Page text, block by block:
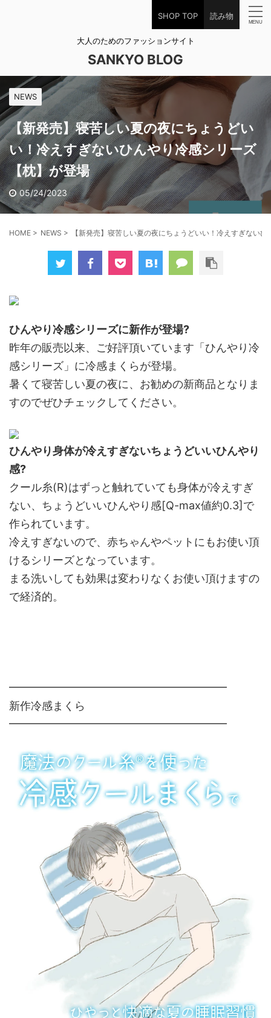
SHOP TOP 読み物
大人のためのファッションサイト
SANKYO BLOG
NEWS
【新発売】寝苦しい夏の夜にちょうどい
い！冷えすぎないひんやり冷感シリーズ
【枕】が登場
05/24/2023
HOME > NEWS > 【新発売】寝苦しい夏の夜にちょうどいい！冷えすぎない
ひんやり冷感シリーズに新作が登場?
昨年の販売以来、ご好評頂いています「ひんやり冷
感シリーズ」に冷感まくらが登場。
暑くて寝苦しい夏の夜に、お勧めの新商品となりま
すのでぜひチェックしてください。
ひんやり身体が冷えすぎないちょうどいいひんやり
感?
クール糸(R)はずっと触れていても身体が冷えすぎ
ない、ちょうどいいひんやり感[Q-max値約0.3]で
作られています。
冷えすぎないので、赤ちゃんやペットにもお使い頂
けるシリーズとなっています。
まる洗いしても効果は変わりなくお使い頂けますの
で経済的。
━━━━━━━━━━━━━━━━━━━━
新作冷感まくら
━━━━━━━━━━━━━━━━━━━━